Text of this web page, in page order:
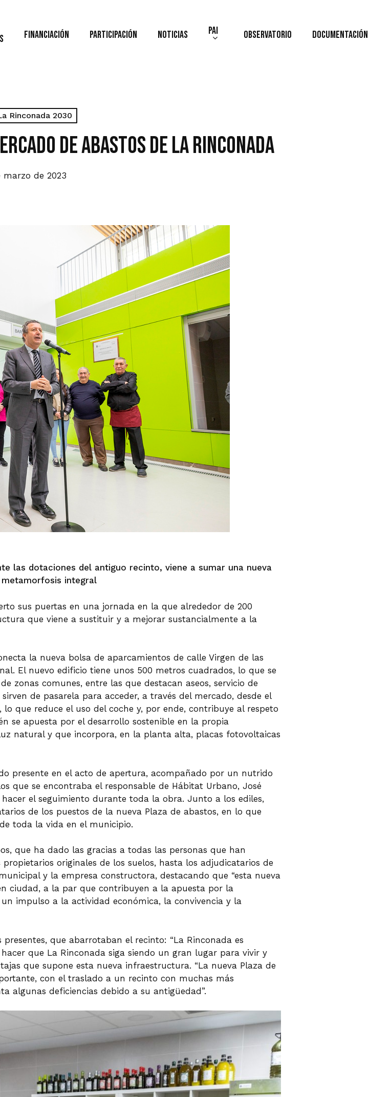
Financiación Participación Noticias PAI Observatorio Documentación
Rinconada 2030
de Abastos de La Rinconada
marzo de 2023
las dotaciones del antiguo recinto, viene a sumar una nueva
metamorfosis integral
sus puertas en una jornada en la que alrededor de 200
que viene a sustituir y a mejorar sustancialmente a la
la nueva bolsa de aparcamientos de calle Virgen de las
El nuevo edificio tiene unos 500 metros cuadrados, lo que se
zonas comunes, entre las que destacan aseos, servicio de
de pasarela para acceder, a través del mercado, desde el
que reduce el uso del coche y, por ende, contribuye al respeto
se apuesta por el desarrollo sostenible en la propia
natural y que incorpora, en la planta alta, placas fotovoltaicas
presente en el acto de apertura, acompañado por un nutrido
que se encontraba el responsable de Hábitat Urbano, José
el seguimiento durante toda la obra. Junto a los ediles,
de los puestos de la nueva Plaza de abastos, en lo que
toda la vida en el municipio.
que ha dado las gracias a todas las personas que han
originales de los suelos, hasta los adjudicatarios de
y la empresa constructora, destacando que “esta nueva
ciudad, a la par que contribuyen a la apuesta por la
impulso a la actividad económica, la convivencia y la
que abarrotaban el recinto: “La Rinconada es
que La Rinconada siga siendo un gran lugar para vivir y
que supone esta nueva infraestructura. “La nueva Plaza de
con el traslado a un recinto con muchas más
algunas deficiencias debido a su antigüedad”.